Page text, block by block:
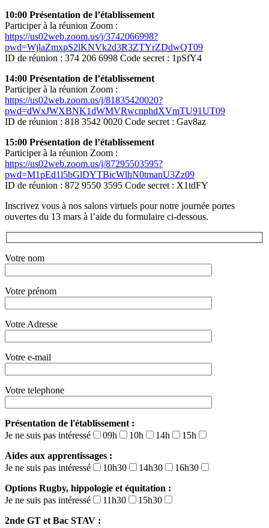
10:00 Présentation de l’établissement
Participer à la réunion Zoom :
https://us02web.zoom.us/j/3742066998?
pwd=WjlaZmxpS2lKNVk2d3R3ZTYrZDdwQT09
ID de réunion : 374 206 6998 Code secret : 1pSfY4
14:00 Présentation de l’établissement
Participer à la réunion Zoom :
https://us02web.zoom.us/j/81835420020?
pwd=dWxJWXBNK1dWMVRwcnphdXVmTU91UT09
ID de réunion : 818 3542 0020 Code secret : Gav8az
15:00 Présentation de l’établissement
Participer à la réunion Zoom :
https://us02web.zoom.us/j/87295503595?
pwd=M1pEd1l5bGlDYTBicWlhN0tmanU3Zz09
ID de réunion : 872 9550 3595 Code secret : X1tdFY
Inscrivez vous à nos salons virtuels pour notre journée portes
ouvertes du 13 mars à l’aide du formulaire ci-dessous.
Votre nom
Votre prénom
Votre Adresse
Votre e-mail
Votre telephone
Présentation de l'établissement :
Je ne suis pas intéressé
09h 10h 14h
15h
Aides aux apprentissages :
Je ne suis pas intéressé
10h30 14h30
16h30
Options Rugby, hippologie et équitation :
Je ne suis pas intéressé
11h30
15h30
2nde GT et Bac STAV :